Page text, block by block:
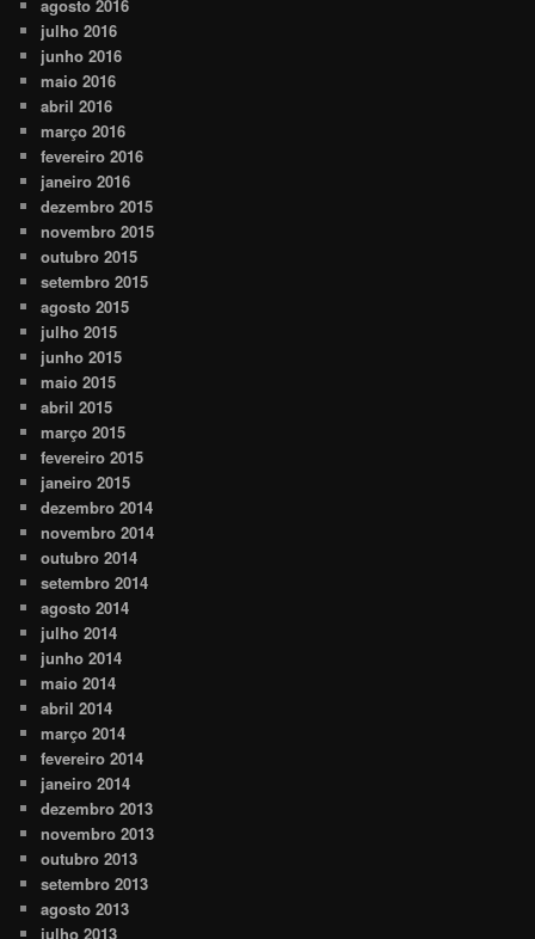
agosto 2016
julho 2016
junho 2016
maio 2016
abril 2016
março 2016
fevereiro 2016
janeiro 2016
dezembro 2015
novembro 2015
outubro 2015
setembro 2015
agosto 2015
julho 2015
junho 2015
maio 2015
abril 2015
março 2015
fevereiro 2015
janeiro 2015
dezembro 2014
novembro 2014
outubro 2014
setembro 2014
agosto 2014
julho 2014
junho 2014
maio 2014
abril 2014
março 2014
fevereiro 2014
janeiro 2014
dezembro 2013
novembro 2013
outubro 2013
setembro 2013
agosto 2013
julho 2013